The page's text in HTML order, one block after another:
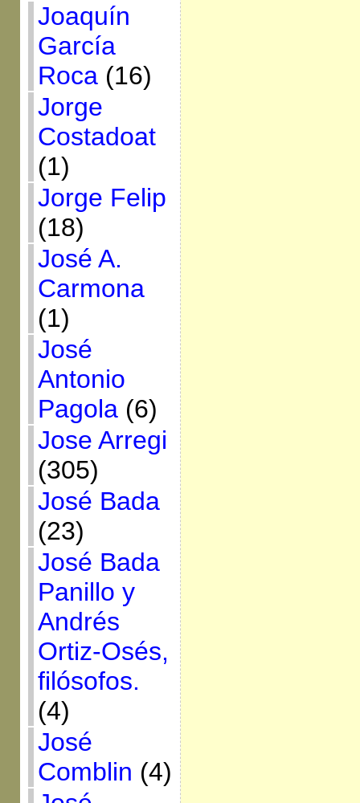
Joaquín
García
Roca(16)
Jorge
Costadoat
(1)
Jorge Felip
(18)
José A.
Carmona
(1)
José
Antonio
Pagola(6)
Jose Arregi
(305)
José Bada
(23)
José Bada
Panillo y
Andrés
Ortiz-Osés,
filósofos.
(4)
José
Comblin (4)